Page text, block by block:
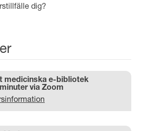
dig?
medicinska e-bibliotek
via Zoom